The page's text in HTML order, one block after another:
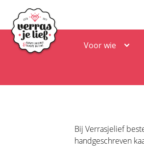
Voor wie
Bij Verrasjelief
handgeschreven